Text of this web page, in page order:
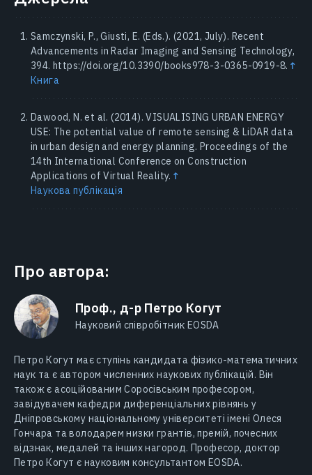
Samczynski, P., Giusti, E. (Eds.). (2021, July). Recent
Advancements in Radar Imaging and Sensing Technology,
394. https://doi.org/10.3390/books978-3-0365-0919-8. ↑
Книга
Dawood, N. et al. (2014). VISUALISING URBAN ENERGY
USE: The potential value of remote sensing & LiDAR data
in urban design and energy planning. Proceedings of the
14th International Conference on Construction
Applications of Virtual Reality. ↑
Наукова публікація
Про автора:
Проф., д-р Петро Когут
Науковий співробітник EOSDA
Петро Когут має ступінь кандидата фізико-математичних
наук та є автором численних наукових публікацій. Він
також є асоційованим Соросівським професором,
завідувачем кафедри диференціальних рівнянь у
Дніпровському національному університеті імені Олеся
Гончара та володарем низки грантів, премій, почесних
відзнак, медалей та інших нагород. Професор, доктор
Петро Когут є науковим консультантом EOSDA.